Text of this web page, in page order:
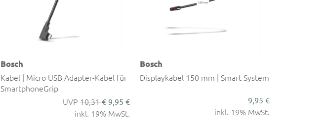
Bosch
Kabel | Micro USB Adapter-Kabel für
SmartphoneGrip
10,31 € 9,95 €
inkl. 19% MwSt.
Bosch
Displaykabel 150 mm | Smart System
9,95 €
inkl. 19% MwSt.